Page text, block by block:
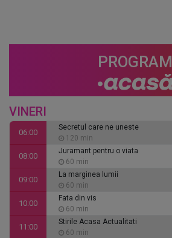
PROGRAM
VINERI
06:00
Secretul care ne uneste
120 min
08:00
Juramant pentru o viata
60 min
09:00
La marginea lumii
60 min
10:00
Fata din vis
60 min
11:00
Stirile Acasa Actualitati
60 min